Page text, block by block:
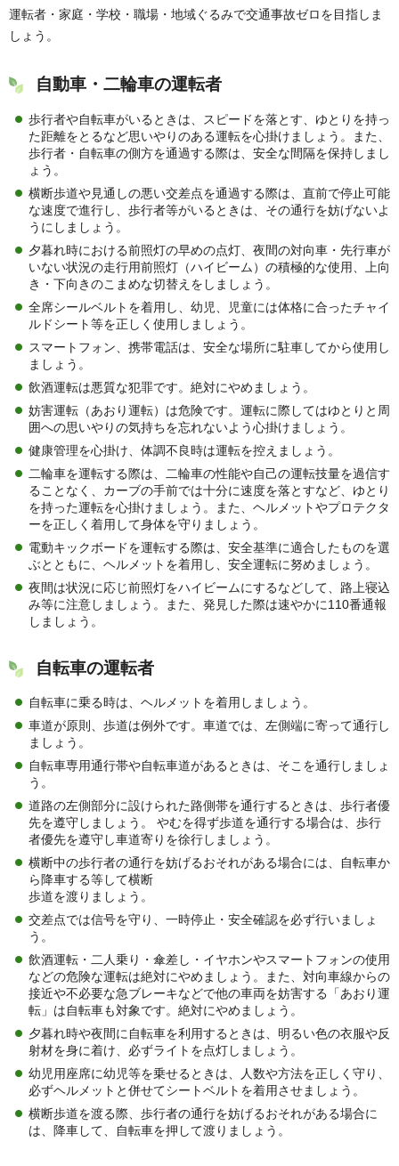
運転者・家庭・学校・職場・地域ぐるみで交通事故ゼロを目指しま
しょう。
自動車・二輪車の運転者
歩行者や自転車がいるときは、スピードを落とす、ゆとりを持っ
た距離をとるなど思いやりのある運転を心掛けましょう。また、
歩行者・自転車の側方を通過する際は、安全な間隔を保持しまし
ょう。
横断歩道や見通しの悪い交差点を通過する際は、直前で停止可能
な速度で進行し、歩行者等がいるときは、その通行を妨げないよ
うにしましょう。
夕暮れ時における前照灯の早めの点灯、夜間の対向車・先行車が
いない状況の走行用前照灯（ハイビーム）の積極的な使用、上向
き・下向きのこまめな切替えをしましょう。
全席シールベルトを着用し、幼児、児童には体格に合ったチャイ
ルドシート等を正しく使用しましょう。
スマートフォン、携帯電話は、安全な場所に駐車してから使用し
ましょう。
飲酒運転は悪質な犯罪です。絶対にやめましょう。
妨害運転（あおり運転）は危険です。運転に際してはゆとりと周
囲への思いやりの気持ちを忘れないよう心掛けましょう。
健康管理を心掛け、体調不良時は運転を控えましょう。
二輪車を運転する際は、二輪車の性能や自己の運転技量を過信す
ることなく、カーブの手前では十分に速度を落とすなど、ゆとり
を持った運転を心掛けましょう。また、ヘルメットやプロテクタ
ーを正しく着用して身体を守りましょう。
電動キックボードを運転する際は、安全基準に適合したものを選
ぶとともに、ヘルメットを着用し、安全運転に努めましょう。
夜間は状況に応じ前照灯をハイビームにするなどして、路上寝込
み等に注意しましょう。また、発見した際は速やかに110番通報
しましょう。
自転車の運転者
自転車に乗る時は、ヘルメットを着用しましょう。
車道が原則、歩道は例外です。車道では、左側端に寄って通行し
ましょう。
自転車専用通行帯や自転車道があるときは、そこを通行しましょ
う。
道路の左側部分に設けられた路側帯を通行するときは、歩行者優
先を遵守しましょう。 やむを得ず歩道を通行する場合は、歩行
者優先を遵守し車道寄りを徐行しましょう。
横断中の歩行者の通行を妨げるおそれがある場合には、自転車か
ら降車する等して横断
歩道を渡りましょう。
交差点では信号を守り、一時停止・安全確認を必ず行いましょ
う。
飲酒運転・二人乗り・傘差し・イヤホンやスマートフォンの使用
などの危険な運転は絶対にやめましょう。また、対向車線からの
接近や不必要な急ブレーキなどで他の車両を妨害する「あおり運
転」は自転車も対象です。絶対にやめましょう。
夕暮れ時や夜間に自転車を利用するときは、明るい色の衣服や反
射材を身に着け、必ずライトを点灯しましょう。
幼児用座席に幼児等を乗せるときは、人数や方法を正しく守り、
必ずヘルメットと併せてシートベルトを着用させましょう。
横断歩道を渡る際、歩行者の通行を妨げるおそれがある場合に
は、降車して、自転車を押して渡りましょう。